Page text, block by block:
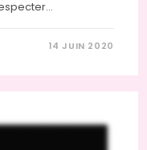
14 JUIN 2020